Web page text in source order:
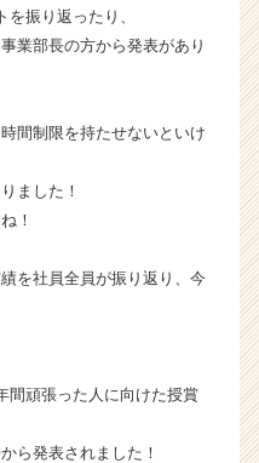
振り返ったり、
業部長の方から発表があり
間制限を持たせないといけ
ました！
！
を社員全員が振り返り、今
間頑張った人に向けた授賞
ら発表されました！